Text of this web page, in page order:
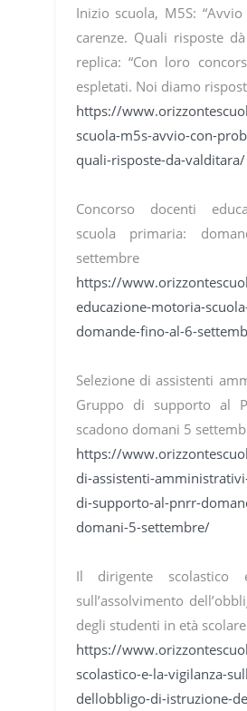
Inizio scuola, M5S:
carenze. Quali risposte dà
replica: “Con loro
espletati. Noi diamo
https://
scuola-m5s-avvio-con-
quali-risposte-da-valditara/
Concorso docenti
scuola primaria:
settembre
https://
educazione-motoria-
domande-fino-al-6-
Selezione di assistenti
Gruppo di supporto al
scadono domani 5
https://
di-assistenti-
di-supporto-al-pnrr-
domani-5-settembre/
Il dirigente scolastico
sull’assolvimento
degli studenti in età scolare
https://
scolastico-e-la-vigilanza-
dellobbligo-di-istruzione-